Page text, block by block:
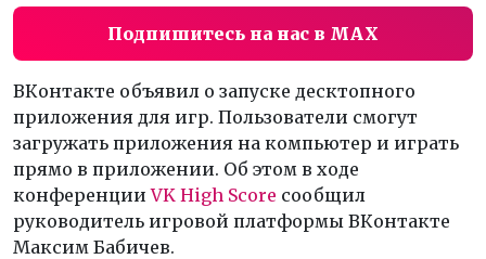
Подпишитесь на нас в MAX
ВКонтакте объявил о запуске десктопного
приложения для игр. Пользователи смогут
загружать приложения на компьютер и играть
прямо в приложении. Об этом в ходе
конференцииVK High Score сообщил
руководитель игровой платформы ВКонтакте
Максим Бабичев.